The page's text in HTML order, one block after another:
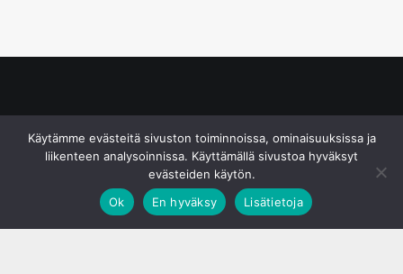
Käytämme evästeitä sivuston toiminnoissa, ominaisuuksissa ja
liikenteen analysoinnissa. Käyttämällä sivustoa hyväksyt
evästeiden käytön.
Ok
En hyväksy Lisätietoja